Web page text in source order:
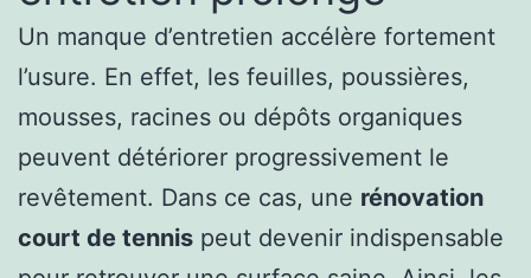
Un manque d’entretien accélère fortement
l’usure. En effet, les feuilles, poussières,
mousses, racines ou dépôts organiques
peuvent détériorer progressivement le
revêtement. Dans ce cas, une rénovation
court de tennis peut devenir indispensable